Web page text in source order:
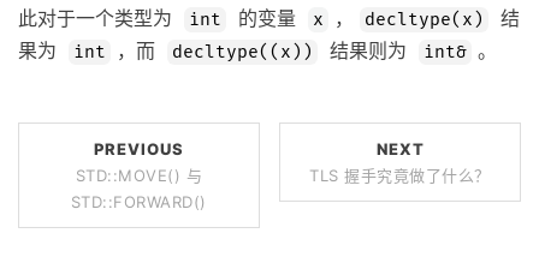
此对于一个类型为
int 的变量 x ， decltype(x)
结
果为
int ，而 decltype((x)) 结果则为 int& 。
PREVIOUS
STD::MOVE() 与
STD::FORWARD()
NEXT
TLS 握手究竟做了什么？